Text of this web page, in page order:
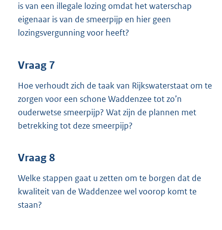
is van een illegale lozing omdat het waterschap
eigenaar is van de smeerpijp en hier geen
lozingsvergunning voor heeft?
Vraag 7
Hoe verhoudt zich de taak van Rijkswaterstaat om te
zorgen voor een schone Waddenzee tot zo’n
ouderwetse smeerpijp? Wat zijn de plannen met
betrekking tot deze smeerpijp?
Vraag 8
Welke stappen gaat u zetten om te borgen dat de
kwaliteit van de Waddenzee wel voorop komt te
staan?